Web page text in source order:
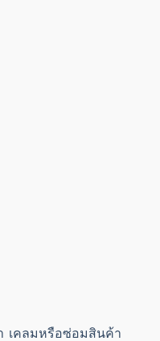
เคลมหรือซ่อมสินค้า